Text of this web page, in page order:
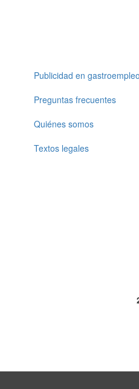
Publicidad en
Preguntas frecuentes
Quiénes somos
Textos legales